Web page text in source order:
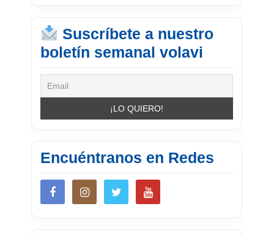
Suscríbete a nuestro
boletín semanal volavi
Encuéntranos en Redes